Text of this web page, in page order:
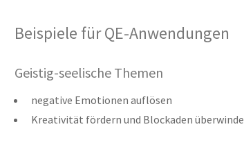
Beispiele für QE-Anwendungen
Geistig-seelische Themen
negative Emotionen auflösen
Kreativität fördern und Blockaden